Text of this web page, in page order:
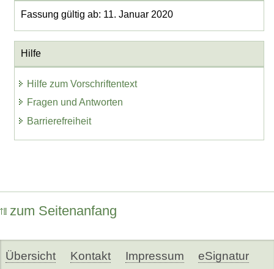
Fassung gültig ab: 11. Januar 2020
Hilfe
Hilfe zum Vorschriftentext
Fragen und Antworten
Barrierefreiheit
zum Seitenanfang
Übersicht Kontakt Impressum eSignatur